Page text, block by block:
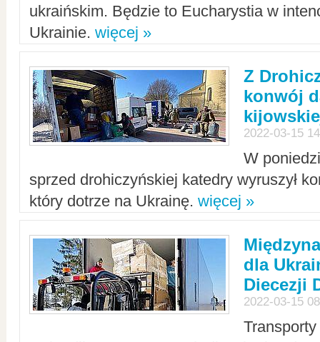
ukraińskim. Będzie to Eucharystia w
Ukrainie. więcej »
Z
konwój
2022-03-15
W
sprzed drohiczyńskiej katedry wyruszył
który dotrze na Ukrainę. więcej »
dla
Diecezji
2022-03-15